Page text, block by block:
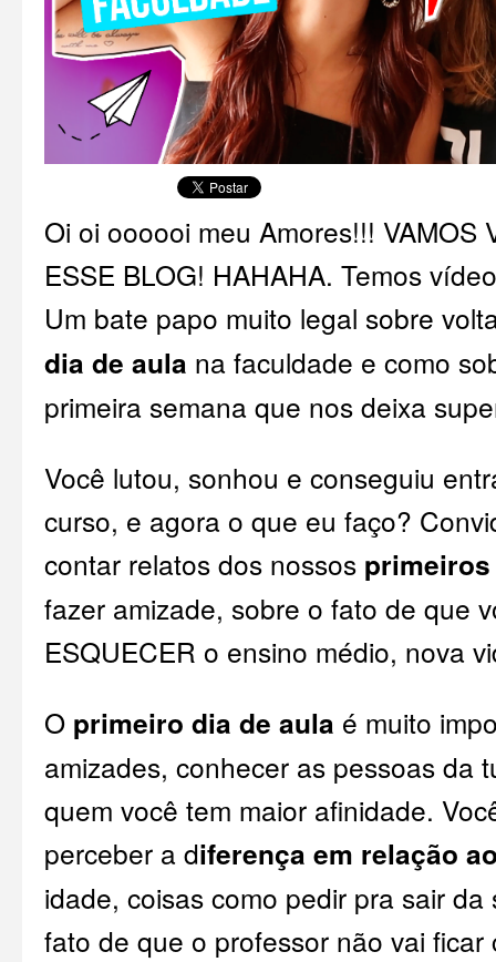
Oi oi oooooi meu Amores!!! VAMOS
ESSE BLOG! HAHAHA. Temos
Um bate papo muito legal sobre
dia de aula na faculdade e como
primeira semana que nos deixa
Você lutou, sonhou e conseguiu
curso, e agora o que eu faço?
contar relatos dos nossos
fazer amizade, sobre o fato de que
ESQUECER o ensino médio, nova
O primeiro dia de aula é muito
amizades, conhecer as pessoas da
quem você tem maior afinidade.
perceber a diferença em relação
idade, coisas como pedir pra sair
fato de que o professor não vai ficar